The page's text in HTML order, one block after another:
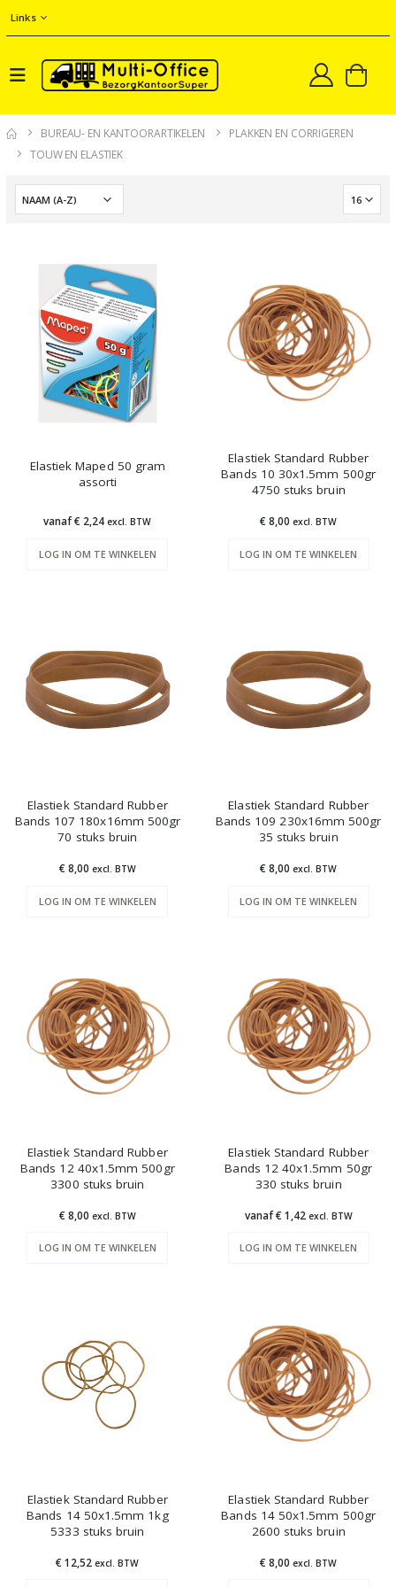
Links
BUREAU- EN KANTOORARTIKELEN
PLAKKEN EN CORRIGEREN
TOUW EN ELASTIEK
Elastiek Maped 50 gram
assorti
vanaf € 2,24excl. BTW
LOG IN OM TE WINKELEN
Elastiek Standard Rubber
Bands 10 30x1.5mm 500gr
4750 stuks bruin
€ 8,00excl. BTW
LOG IN OM TE WINKELEN
Elastiek Standard Rubber
Bands 107 180x16mm 500gr
70 stuks bruin
€ 8,00 excl. BTW
LOG IN OM TE WINKELEN
Elastiek Standard Rubber
Bands 109 230x16mm 500gr
35 stuks bruin
€ 8,00excl. BTW
LOG IN OM TE WINKELEN
Elastiek Standard Rubber
Bands 12 40x1.5mm 500gr
3300 stuks bruin
€ 8,00 excl. BTW
LOG IN OM TE WINKELEN
Elastiek Standard Rubber
Bands 12 40x1.5mm 50gr
330 stuks bruin
vanaf € 1,42 excl. BTW
LOG IN OM TE WINKELEN
Elastiek Standard Rubber
Bands 14 50x1.5mm 1kg
5333 stuks bruin
€ 12,52excl. BTW
Elastiek Standard Rubber
Bands 14 50x1.5mm 500gr
2600 stuks bruin
€ 8,00excl. BTW